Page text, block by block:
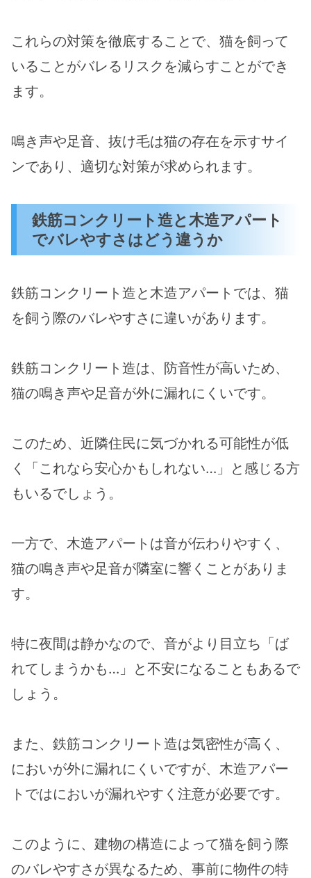
これらの対策を徹底することで、猫を飼って
いることがバレるリスクを減らすことができ
ます。
鳴き声や足音、抜け毛は猫の存在を示すサイ
ンであり、適切な対策が求められます。
鉄筋コンクリート造と木造アパート
でバレやすさはどう違うか
鉄筋コンクリート造と木造アパートでは、猫
を飼う際のバレやすさに違いがあります。
鉄筋コンクリート造は、防音性が高いため、
猫の鳴き声や足音が外に漏れにくいです。
このため、近隣住民に気づかれる可能性が低
く「これなら安心かもしれない…」と感じる方
もいるでしょう。
一方で、木造アパートは音が伝わりやすく、
猫の鳴き声や足音が隣室に響くことがありま
す。
特に夜間は静かなので、音がより目立ち「ば
れてしまうかも…」と不安になることもあるで
しょう。
また、鉄筋コンクリート造は気密性が高く、
においが外に漏れにくいですが、木造アパー
トではにおいが漏れやすく注意が必要です。
このように、建物の構造によって猫を飼う際
のバレやすさが異なるため、事前に物件の特